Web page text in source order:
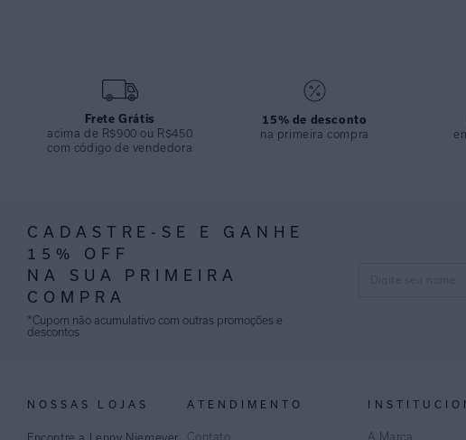
Frete Grátis
acima de R$900 ou R$450
com código de vendedora
15% de desconto
na primeira compra
CADASTRE-SE E GANHE
15% OFF
NA SUA PRIMEIRA
COMPRA
*Cupom não acumulativo com outras promoções e
descontos
NOSSAS LOJAS ATENDIMENTO
Contato A Marca